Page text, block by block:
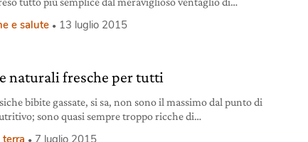
e salute 13 luglio 2015
naturali fresche per tutti
bibite gassate, si sa, non sono il massimo dal punto di
sono quasi sempre troppo ricche di
terra 7 luglio 2015